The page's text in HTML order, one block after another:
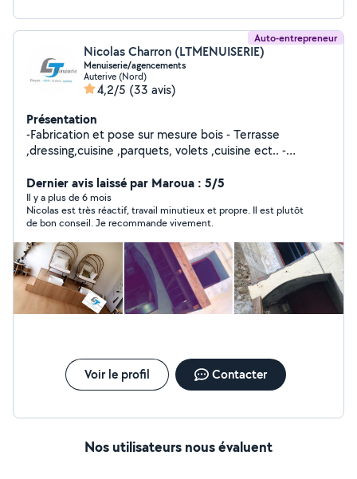
Auto-entrepreneur
Nicolas Charron (LTMENUISERIE)
Menuiserie/agencements
Auterive (Nord)
4,2/5 (33 avis)
Présentation
-Fabrication et pose sur mesure bois - Terrasse
,dressing,cuisine ,parquets, volets ,cuisine ect.. -
aluminium -Nous fabriquons aussi des meuble artisanal
unique rien que pour vous à la demande ****Avec le
prospectus profiter de -15% sur votre facture ***
******garantie décennale 10ans*****
Dernier avis laissé par Maroua : 5/5
Il y a plus de 6 mois
Nicolas est très réactif, travail minutieux et propre. Il est plutôt
de bon conseil. Je recommande vivement.
Voir le profil Contacter
Nos utilisateurs nous évaluent